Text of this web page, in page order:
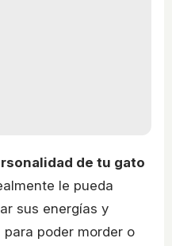
de tu gato
le pueda
sus energías y
poder morder o